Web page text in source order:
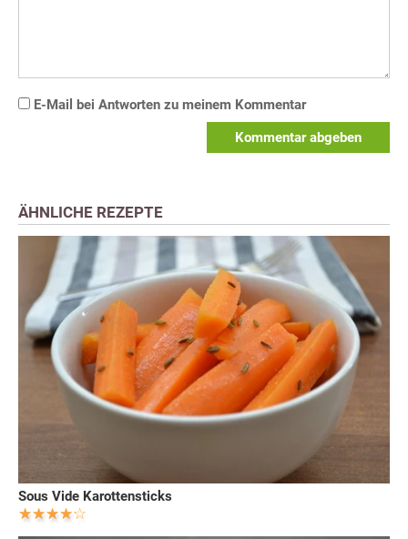
E-Mail bei Antworten zu meinem Kommentar
Kommentar abgeben
ÄHNLICHE REZEPTE
Sous Vide Karottensticks